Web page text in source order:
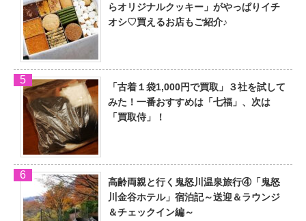
らオリジナルクッキー」がやっぱりイチ
オシ♡買えるお店もご紹介♪
「古着１袋1,000円で買取」３社を試して
みた！一番おすすめは「七福」、次は
「買取侍」！
高齢両親と行く鬼怒川温泉旅行④「鬼怒
川金谷ホテル」宿泊記～送迎＆ラウンジ
＆チェックイン編～